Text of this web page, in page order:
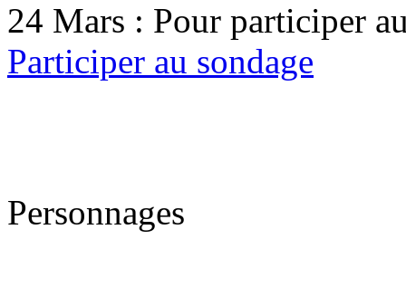
24 Mars : Pour participer
Participer au sondage
Personnages